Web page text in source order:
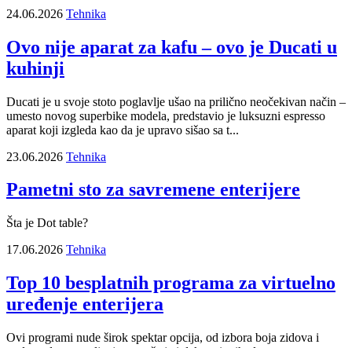
24.06.2026 Tehnika
Ovo nije aparat za kafu – ovo je Ducati u
kuhinji
Ducati je u svoje stoto poglavlje ušao na prilično neočekivan način –
umesto novog superbike modela, predstavio je luksuzni espresso
aparat koji izgleda kao da je upravo sišao sa t...
23.06.2026 Tehnika
Pametni sto za savremene enterijere
Šta je Dot table?
17.06.2026 Tehnika
Top 10 besplatnih programa za virtuelno
uređenje enterijera
Ovi programi nude širok spektar opcija, od izbora boja zidova i